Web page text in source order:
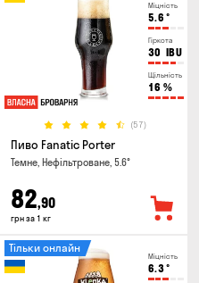
Міцність
5.6 °
Гіркота
30 IBU
Щільність
16 %
(57)
Пиво Fanatic Porter
Темне, Нефільтроване, 5.6°
82,90
грн за 1 кг
Міцність
6.3°
Тільки онлайн